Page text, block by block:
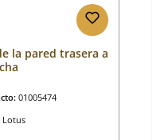
la pared trasera a
01005474
Lotus